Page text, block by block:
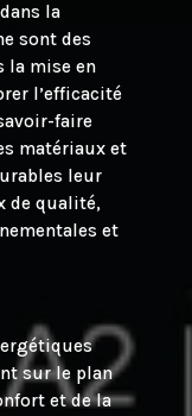
la
sont des
la mise en
l’efficacité
faire
matériaux et
leur
de qualité,
et
sur le plan
et de la